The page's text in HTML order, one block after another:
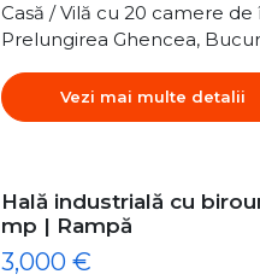
Casă / Vilă cu 20 camere
Prelungirea Ghencea,
Vezi mai multe detalii
Hală industrială cu
mp | Rampă
3,000 €